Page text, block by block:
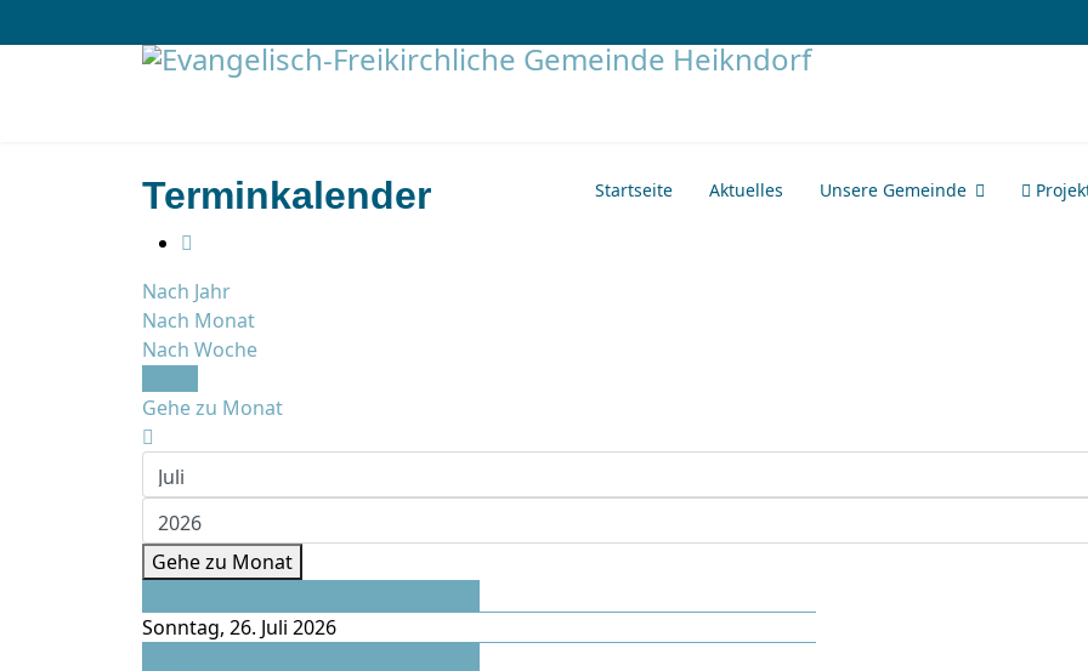
Startseite Aktuelles Unsere Gemeinde
Terminkalender
Nach Jahr
Nach Monat
Nach Woche
Gehe zu Monat
Gehe zu Monat
Sonntag, 26. Juli 2026